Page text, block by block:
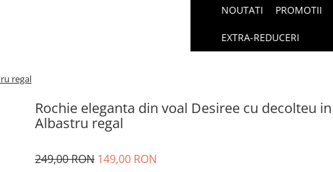
NOUTATI PROMOTII
EXTRA-REDUCERI
regal
Rochie eleganta din voal Desiree cu decolteu
Albastru regal
249,00 RON 149,00 RON